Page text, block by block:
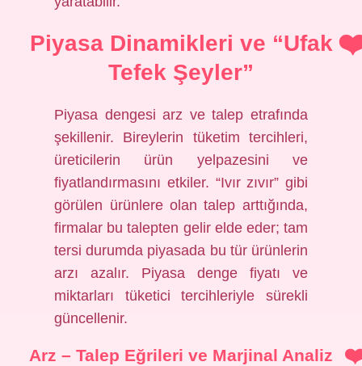
Piyasa Dinamikleri ve “Ufak
Tefek Şeyler”
Piyasa dengesi arz ve talep etrafında
şekillenir. Bireylerin tüketim tercihleri,
üreticilerin ürün yelpazesini ve
fiyatlandırmasını etkiler. “Ivır zıvır” gibi
görülen ürünlere olan talep arttığında,
firmalar bu talepten gelir elde eder; tam
tersi durumda piyasada bu tür ürünlerin
arzı azalır. Piyasa denge fiyatı ve
miktarları tüketici tercihleriyle sürekli
güncellenir.
Arz – Talep Eğrileri ve Marjinal Analiz